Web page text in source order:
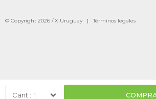
1
© Copyright 2026 / X Uruguay |Términos legales